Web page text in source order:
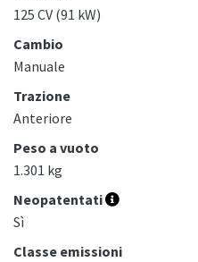
125 CV (91 kW)
Cambio
Manuale
Trazione
Anteriore
Peso a vuoto
1.301 kg
Neopatentati
Sì
Classe emissioni